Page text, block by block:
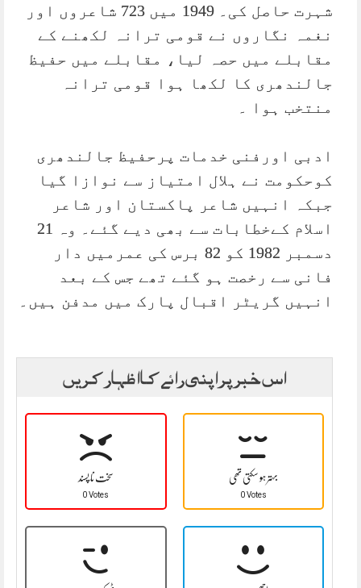
شہرت حاصل کی۔ 1949 میں 723 شاعروں اور
نغمہ نگاروں نے قومی ترانہ لکھنے کے
مقابلے میں حصہ لیا، مقابلے میں حفیظ
جالندھری کا لکھا ہوا قومی ترانہ
منتخب ہوا ۔
ادبی اورفنی خدمات پرحفیظ جالندھری
کوحکومت نے ہلال امتیاز سے نوازا گیا
جبکہ انہیں شاعر پاکستان اور شاعر
اسلام کےخطابات سے بھی دیے گئے۔ وہ 21
دسمبر 1982 کو 82 برس کی عمرمیں دار
فانی سے رخصت ہو گئے تھے جس کے بعد
انہیں گریٹر اقبال پارک میں مدفن ہیں۔
اس خبر پر اپنی رائے کا اظہار کریں
سخت نا پسند
0 Votes
بہتر ہو سکتی تھی
0 Votes